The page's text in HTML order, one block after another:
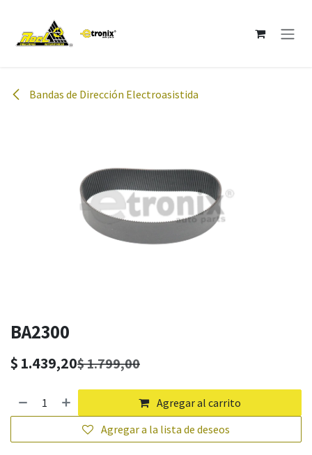
Bandas de Dirección Electroasistida
BA2300
$ 1.439,20$1.799,00
Agregar al carrito
Agregar a la lista de deseos